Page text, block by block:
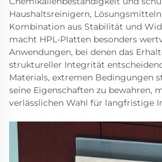
Haushaltsreinigern,
Kombination aus Stabilität und
macht HPL-Platten besonders
Anwendungen, bei denen das
struktureller Integrität
Materials, extremen Bedingungen
seine Eigenschaften zu bewahren,
verlässlichen Wahl für langfristige